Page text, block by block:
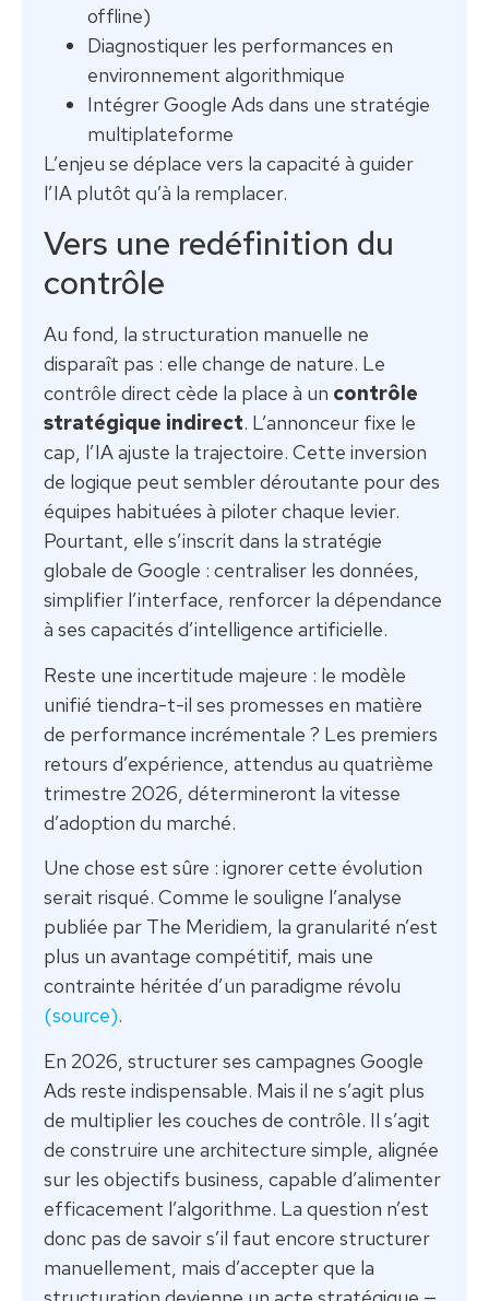
offline)
Diagnostiquer les performances en
environnement algorithmique
Intégrer Google Ads dans une stratégie
multiplateforme
L’enjeu se déplace vers la capacité à guider
l’IA plutôt qu’à la remplacer.
Vers une redéfinition du
contrôle
Au fond, la structuration manuelle ne
disparaît pas : elle change de nature. Le
contrôle direct cède la place à un contrôle
stratégique indirect. L’annonceur fixe le
cap, l’IA ajuste la trajectoire. Cette inversion
de logique peut sembler déroutante pour des
équipes habituées à piloter chaque levier.
Pourtant, elle s’inscrit dans la stratégie
globale de Google : centraliser les données,
simplifier l’interface, renforcer la dépendance
à ses capacités d’intelligence artificielle.
Reste une incertitude majeure : le modèle
unifié tiendra-t-il ses promesses en matière
de performance incrémentale ? Les premiers
retours d’expérience, attendus au quatrième
trimestre 2026, détermineront la vitesse
d’adoption du marché.
Une chose est sûre : ignorer cette évolution
serait risqué. Comme le souligne l’analyse
publiée par The Meridiem, la granularité n’est
plus un avantage compétitif, mais une
contrainte héritée d’un paradigme révolu
(source).
En 2026, structurer ses campagnes Google
Ads reste indispensable. Mais il ne s’agit plus
de multiplier les couches de contrôle. Il s’agit
de construire une architecture simple, alignée
sur les objectifs business, capable d’alimenter
efficacement l’algorithme. La question n’est
donc pas de savoir s’il faut encore structurer
manuellement, mais d’accepter que la